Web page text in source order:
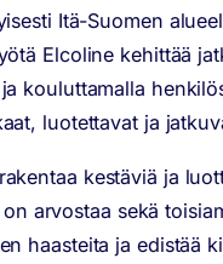
Itä-Suomen
Elcoline kehittää
kouluttamalla
luotettavat ja
kestäviä ja
arvostaa sekä
haasteita ja edistää